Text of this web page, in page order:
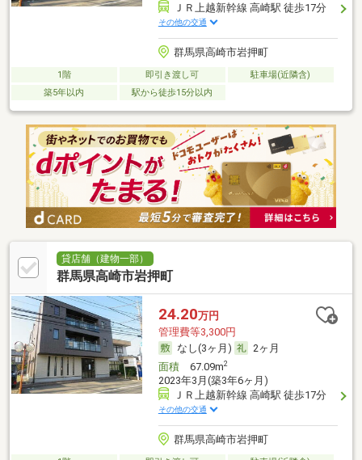
ＪＲ上越新幹線 高崎駅 徒歩17分
その他の交通
群馬県高崎市岩押町
1階 即引き渡し可
駐車場(近隣含)
築5年以内
駅から徒歩15分以内
貸店舗（建物一部）
群馬県高崎市岩押町
24.20万円
管理費等3,300円
なし(3ヶ月)
2ヶ月
面積67.09m2
2023年3月(築3年6ヶ月)
ＪＲ上越新幹線 高崎駅 徒歩17分
その他の交通
群馬県高崎市岩押町